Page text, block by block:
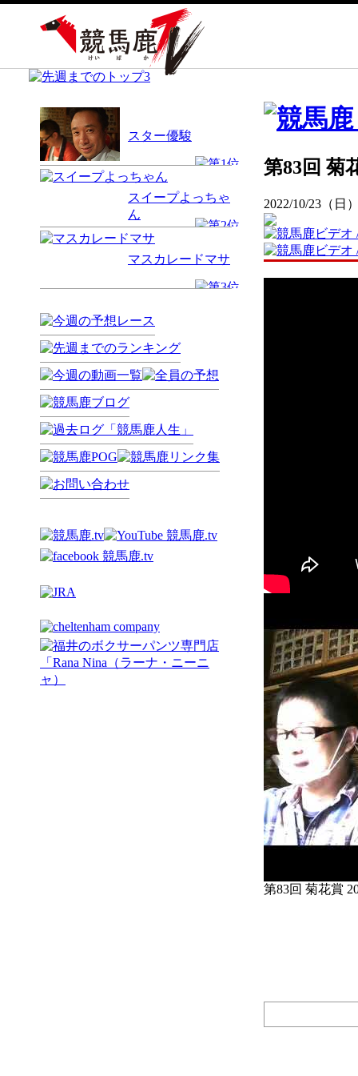
スター優駿
スイープよっちゃ
ん
マスカレードマサ
第83回 菊
2022/10/23（日
第83回 菊花賞